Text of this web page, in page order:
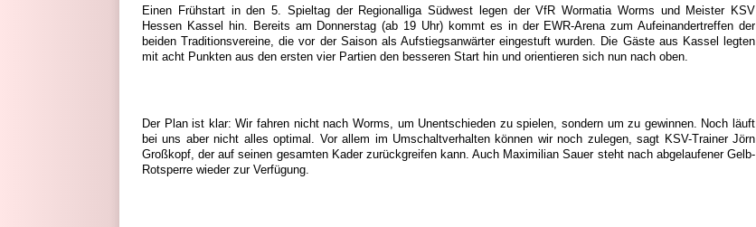
Einen Frühstart in den 5. Spieltag der Regionalliga Südwest legen der VfR Wormatia Worms und Meister KSV
Hessen Kassel hin. Bereits am Donnerstag (ab 19 Uhr) kommt es in der EWR-Arena zum Aufeinandertreffen der
beiden Traditionsvereine, die vor der Saison als Aufstiegsanwärter eingestuft wurden. Die Gäste aus Kassel legten
mit acht Punkten aus den ersten vier Partien den besseren Start hin und orientieren sich nun nach oben.
Der Plan ist klar: Wir fahren nicht nach Worms, um Unentschieden zu spielen, sondern um zu gewinnen. Noch läuft
bei uns aber nicht alles optimal. Vor allem im Umschaltverhalten können wir noch zulegen, sagt KSV-Trainer Jörn
Großkopf, der auf seinen gesamten Kader zurückgreifen kann. Auch Maximilian Sauer steht nach abgelaufener Gelb-
Rotsperre wieder zur Verfügung.